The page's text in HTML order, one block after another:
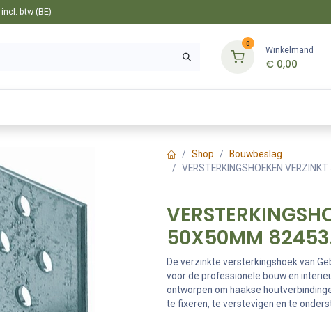
btw (BE)
0
Winkelmand
€ 0,00
Shop
Bouwbeslag
VERSTERKINGSHOEKEN
50X50MM
De verzinkte versterkingshoek van
voor de professionele bouw en
ontworpen om haakse
te fixeren, te verstevigen en te